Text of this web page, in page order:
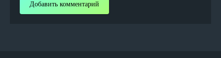
Добавить комментарий